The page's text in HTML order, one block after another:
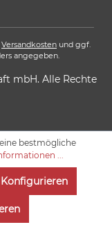
Versandkosten und ggf.
angegeben.
mbH. Alle Rechte
bestmögliche
...
Konfigurieren